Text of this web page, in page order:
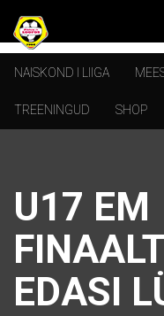
NAISKOND I LIIGA
TREENINGUD SHOP
U17 EM
EDASI